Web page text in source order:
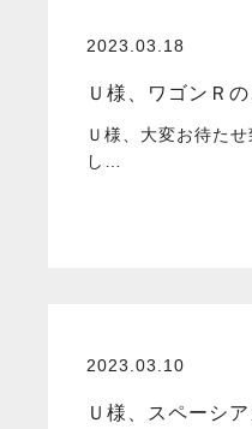
2023.03.18
Ｕ様、ワゴンＲ
Ｕ様、大変お待た
し…
2023.03.10
Ｕ様、スペーシ